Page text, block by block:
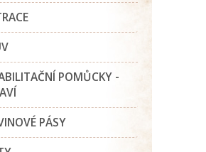
POMŮCKY -
PÁSY